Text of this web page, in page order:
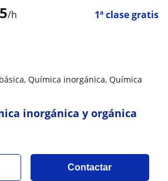
5/h 1ª clase gratis
Química inorgánica, Química
inorgánica y orgánica
Contactar